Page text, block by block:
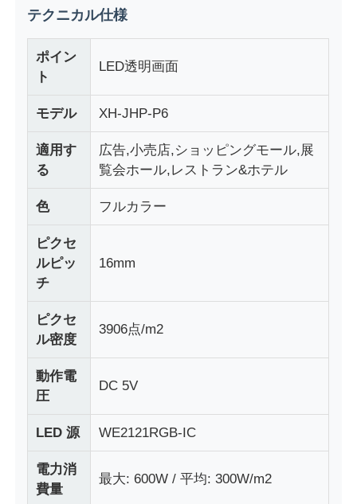
ホーム
私たちについて
品質管理
お問い合わせ
ニュース
すべての場合
LEDメッシュ画面
テクニカル仕様
ポイン
ト
LED透明画面
モデル XH-JHP-P6
適用す
る
広告,小売店,ショッピングモール,展
覧会ホール,レストラン&ホテル
色 フルカラー
ピクセ
ルピッ
チ
16mm
ピクセ
ル密度
3906点/m2
動作電
圧
DC 5V
LED 源 WE2121RGB-IC
電力消
費量
最大: 600W / 平均: 300W/m2